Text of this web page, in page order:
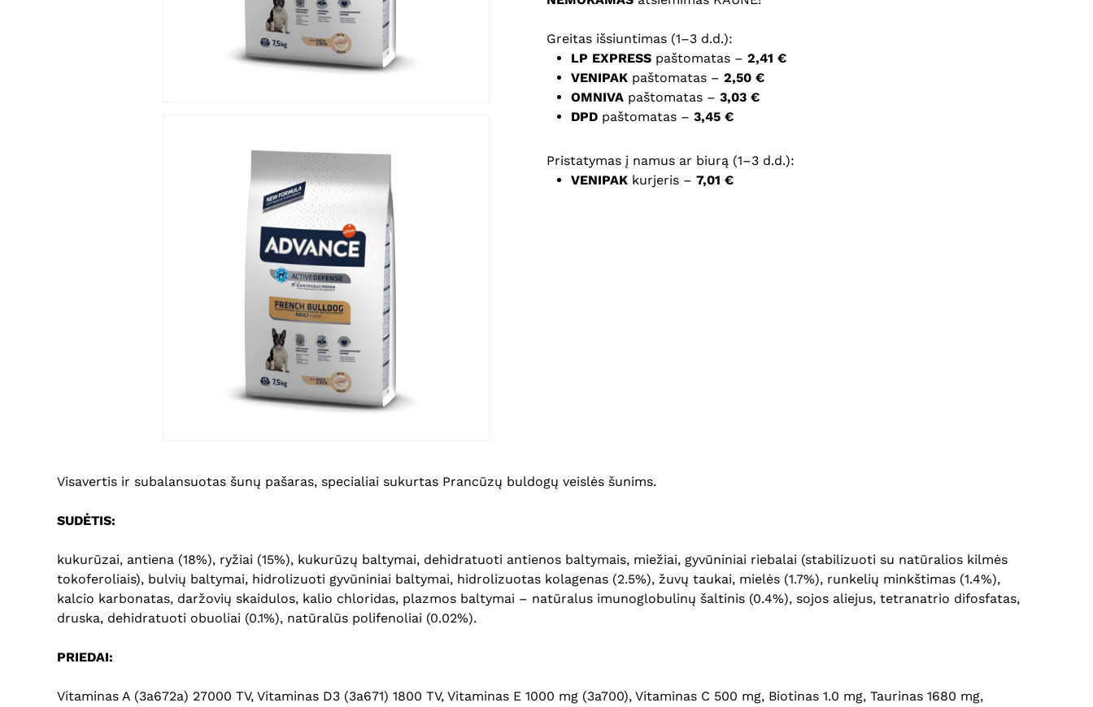
Greitas išsiuntimas (1–3 d.d.):
LP EXPRESS paštomatas – 2,41 €
VENIPAK paštomatas – 2,50 €
OMNIVA paštomatas – 3,03 €
DPD paštomatas – 3,45 €
Pristatymas į namus ar biurą (1–3 d.d.):
VENIPAK kurjeris – 7,01 €
Visavertis ir subalansuotas šunų pašaras, specialiai sukurtas Prancūzų buldogų veislės šunims.
SUDĖTIS:
kukurūzai, antiena (18%), ryžiai (15%), kukurūzų baltymai, dehidratuoti antienos baltymais, miežiai, gyvūniniai riebalai (stabilizuoti su natūralios kilmės
tokoferoliais), bulvių baltymai, hidrolizuoti gyvūniniai baltymai, hidrolizuotas kolagenas (2.5%), žuvų taukai, mielės (1.7%), runkelių minkštimas (1.4%),
kalcio karbonatas, daržovių skaidulos, kalio chloridas, plazmos baltymai – natūralus imunoglobulinų šaltinis (0.4%), sojos aliejus, tetranatrio difosfatas,
druska, dehidratuoti obuoliai (0.1%), natūralūs polifenoliai (0.02%).
PRIEDAI:
Vitaminas A (3a672a) 27000 TV, Vitaminas D3 (3a671) 1800 TV, Vitaminas E 1000 mg (3a700), Vitaminas C 500 mg, Biotinas 1.0 mg, Taurinas 1680 mg,
puslapį, kad jų nebereiktų įvesti iš naujo, kai kitą kartą vėl norėsiu parašyti
komentarą.